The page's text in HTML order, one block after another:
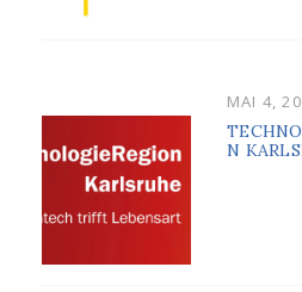
POSTED
ON
MAI 4,
N